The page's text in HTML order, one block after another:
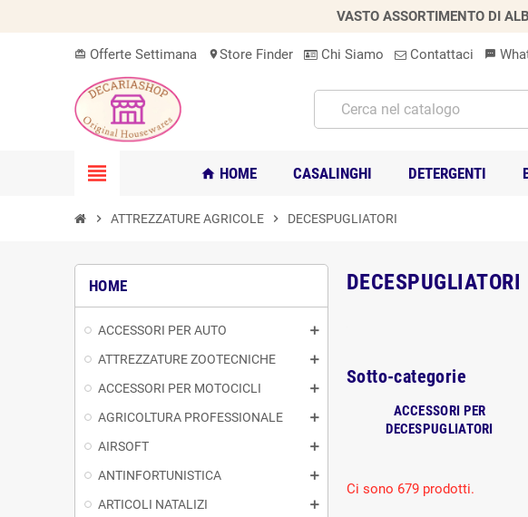
VASTO ASSORTIMENTO DI
card_giftcard Offerte Settimana location_onStore Finder Chi Siamo Contattaci sms
view_headline home HOME CASALINGHI DETERGENTI
chevron_right ATTREZZATURE AGRICOLE chevron_right DECESPUGLIATORI
HOME
ACCESSORI PER AUTO
ATTREZZATURE ZOOTECNICHE
ACCESSORI PER MOTOCICLI
AGRICOLTURA PROFESSIONALE
AIRSOFT
ANTINFORTUNISTICA
ARTICOLI NATALIZI
DECESPUGLIATORI
Sotto-categorie
ACCESSORI PER
DECESPUGLIATORI
Ci sono 679 prodotti.